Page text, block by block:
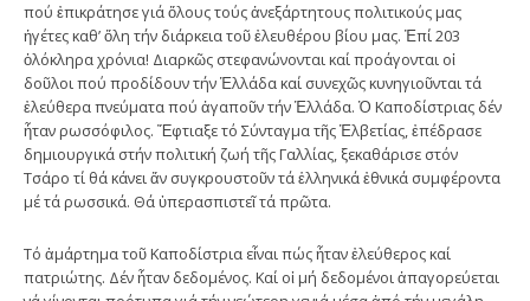
πού ἐπικράτησε γιά ὅλους τούς ἀνεξάρτητους πολιτικούς μας
ἡγέτες καθ’ ὅλη τήν διάρκεια τοῦ ἐλευθέρου βίου μας. Ἐπί 203
ὁλόκληρα χρόνια! Διαρκῶς στεφανώνονται καί προάγονται οἱ
δοῦλοι πού προδίδουν τήν Ἑλλάδα καί συνεχῶς κυνηγιοῦνται τά
ἐλεύθερα πνεύματα πού ἀγαποῦν τήν Ἑλλάδα. Ὁ Καποδίστριας δέν
ἦταν ρωσσόφιλος. Ἔφτιαξε τό Σύνταγμα τῆς Ἑλβετίας, ἐπέδρασε
δημιουργικά στήν πολιτική ζωή τῆς Γαλλίας, ξεκαθάρισε στόν
Τσάρο τί θά κάνει ἄν συγκρουστοῦν τά ἑλληνικά ἐθνικά συμφέροντα
μέ τά ρωσσικά. Θά ὑπερασπιστεῖ τά πρῶτα.
Τό ἁμάρτημα τοῦ Καποδίστρια εἶναι πώς ἦταν ἐλεύθερος καί
πατριώτης. Δέν ἦταν δεδομένος. Καί οἱ μή δεδομένοι ἀπαγορεύεται